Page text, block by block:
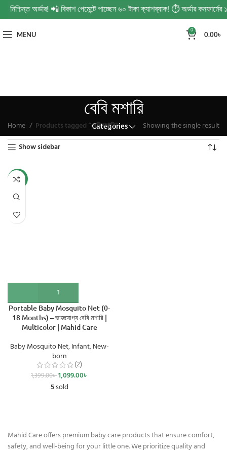
নিশ্চিন্ত অর্ডার! 📲 বিকাশ পেমেন্টে পাচ্ছেন ৬০ টাকা ক্যাশব্যাক! ⏱️ অর্ডার
MENU 0 0.00৳
বেবি মশারি
Categories
Home Products tagged “বেবি মশারি”
Showing the single result
Show sidebar
-21%
Portable Baby Mosquito Net (0-
18 Months) – ভাজযোগ্য বেবি মশারি |
Multicolor | Mahid Care
Baby Mosquito Net,Infant,New-
born
(2)
1,399.00৳1,099.00৳
5sold
Mahid Care offers premium baby care products that ensure comfort,
safety, and well-being for your little one. We prioritize quality and